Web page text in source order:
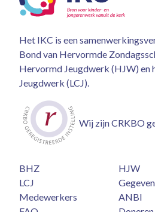
Het IKC is een
Bond van Hervormde
Hervormd Jeugdwerk (HJW) en
Jeugdwerk (LCJ).
Wij zijn CRKBO
BHZ
HJW
LCJ
Medewerkers
ANBI